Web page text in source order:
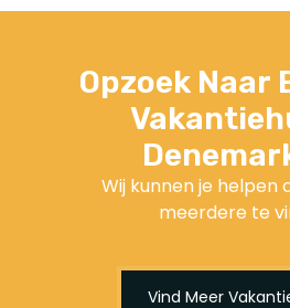
Opzoek Naar
Wij kunnen je helpen
meerdere te
Vind Meer